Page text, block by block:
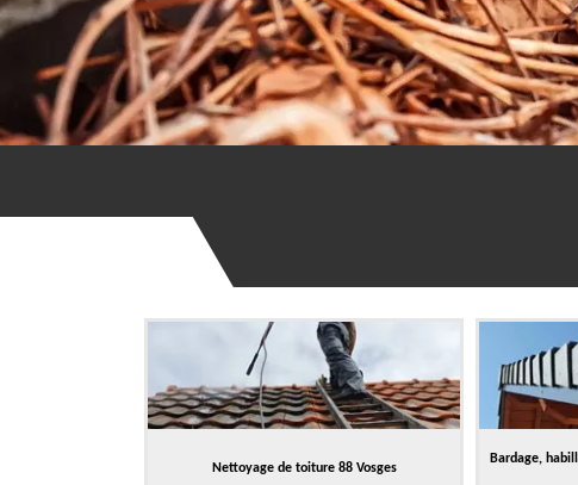
Nettoyage de toiture 88 Vosges
Bardage,